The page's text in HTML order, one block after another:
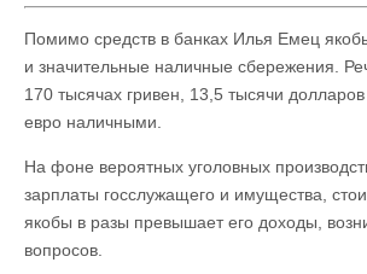
Помимо средств в банках Илья Емец
и значительные наличные сбережения.
170 тысячах гривен, 13,5 тысячи
евро наличными.
На фоне вероятных уголовных
зарплаты госслужащего и имущества,
якобы в разы превышает его доходы,
вопросов.